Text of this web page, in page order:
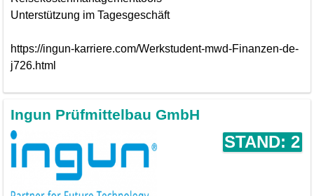
Unterstützung im Tagesgeschäft
https://ingun-karriere.com/Werkstudent-mwd-Finanzen-de-
j726.html
Ingun Prüfmittelbau GmbH
STAND: 2